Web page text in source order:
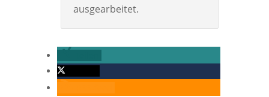
ausgearbeitet.